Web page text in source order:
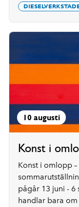
10 augusti
Konst i
Konst i omlopp
pågår 13 juni - 6
handlar bara